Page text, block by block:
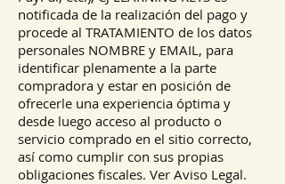
notificada de la realización del pago y
procede al TRATAMIENTO de los datos
personales NOMBRE y EMAIL, para
identificar plenamente a la parte
compradora y estar en posición de
ofrecerle una experiencia óptima y
desde luego acceso al producto o
servicio comprado en el sitio correcto,
así como cumplir con sus propias
obligaciones fiscales. Ver Aviso Legal.